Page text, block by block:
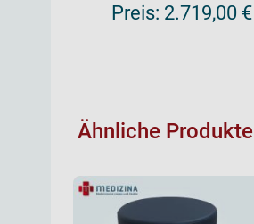
Preis: 2.719,00 €
Ähnliche Produkte